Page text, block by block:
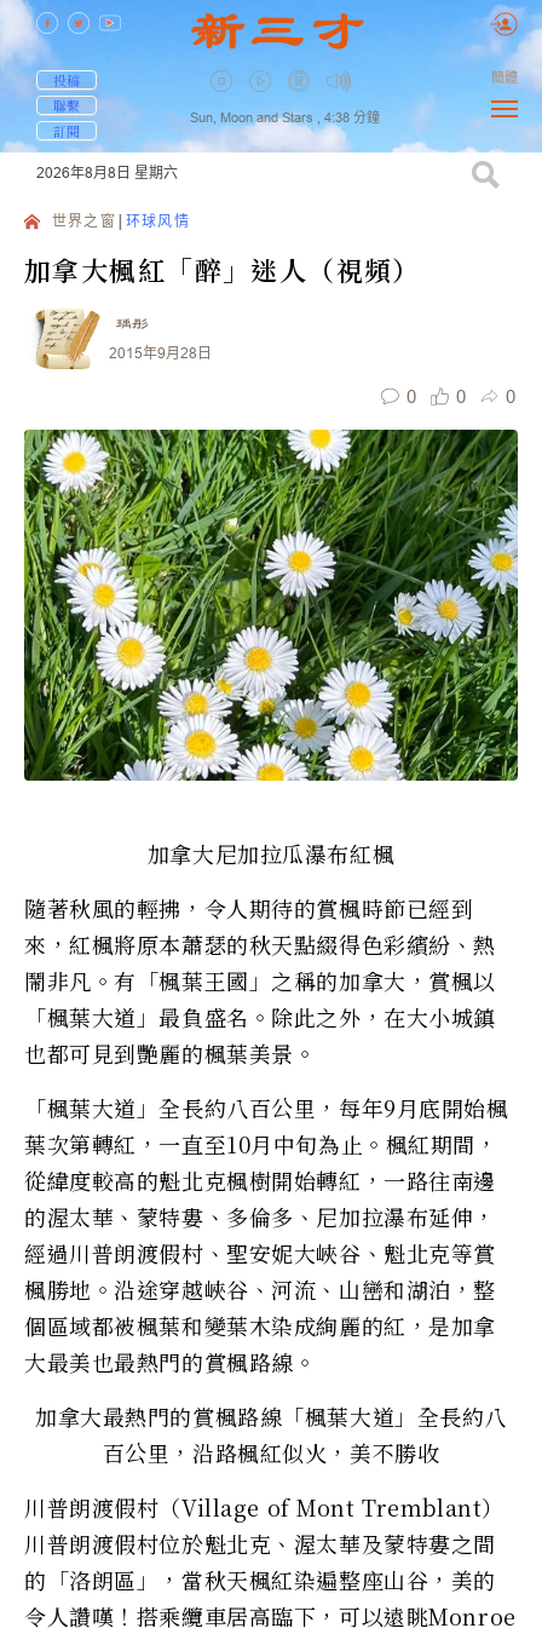
投稿
聯繫
訂閱
Sun, Moon and Stars , 4:38 分鐘
簡體
2026年8月8日 星期六
世界之窗 环球风情
加拿大楓紅「醉」迷人（視頻）
瑀彤
2015年9月28日
0 0 0
加拿大尼加拉瓜瀑布紅楓
隨著秋風的輕拂，令人期待的賞楓時節已經到
來，紅楓將原本蕭瑟的秋天點綴得色彩繽紛、熱
鬧非凡。有「楓葉王國」之稱的加拿大，賞楓以
「楓葉大道」最負盛名。除此之外，在大小城鎮
也都可見到艷麗的楓葉美景。
「楓葉大道」全長約八百公里，每年9月底開始楓
葉次第轉紅，一直至10月中旬為止。楓紅期間，
從緯度較高的魁北克楓樹開始轉紅，一路往南邊
的渥太華、蒙特婁、多倫多、尼加拉瀑布延伸，
經過川普朗渡假村、聖安妮大峽谷、魁北克等賞
楓勝地。沿途穿越峽谷、河流、山巒和湖泊，整
個區域都被楓葉和變葉木染成絢麗的紅，是加拿
大最美也最熱門的賞楓路線。
加拿大最熱門的賞楓路線「楓葉大道」全長約八
百公里，沿路楓紅似火，美不勝收
川普朗渡假村（Village of Mont Tremblant）
川普朗渡假村位於魁北克、渥太華及蒙特婁之間
的「洛朗區」，當秋天楓紅染遍整座山谷，美的
令人讚嘆！搭乘纜車居高臨下，可以遠眺Monroe